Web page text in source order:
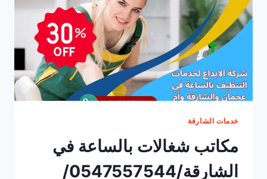
خدمات الشارقة
مكاتب شغالات بالساعة في
الشارقة/0547557544/